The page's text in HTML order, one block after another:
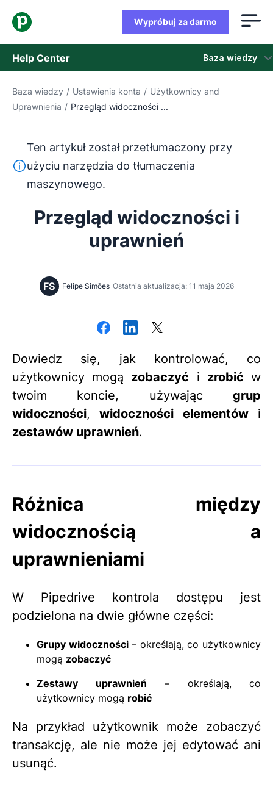
Wypróbuj za darmo
Help Center Baza wiedzy
Baza wiedzy
Skontaktuj się z obsługą klienta
Baza wiedzy / Ustawienia konta / Użytkownicy and
Uprawnienia / Przegląd widoczności ...
Ten tekst został przetłumaczony z języka
Ten artykuł został przetłumaczony przy
użyciu narzędzia do tłumaczenia
maszynowego.
Przegląd widoczności i
uprawnień
FS Felipe Simões Ostatnia aktualizacja: 11 maja 2026
Dowiedz się, jak kontrolować, co
użytkownicy mogą zobaczyć i zrobić w
twoim koncie, używając grup
widoczności,widoczności elementówi
zestawów uprawnień.
Różnica między
widocznością a
uprawnieniami
W Pipedrive kontrola dostępu jest
podzielona na dwie główne części:
Grupy widoczności– określają, co użytkownicy
mogą zobaczyć
Zestawy uprawnień – określają, co
użytkownicy mogą robić
Na przykład użytkownik może zobaczyć
transakcję, ale nie może jej edytować ani
usunąć.